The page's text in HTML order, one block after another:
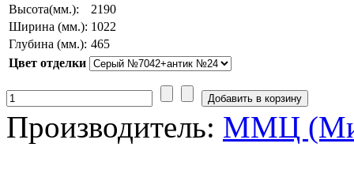
Высота(мм.):
2190
Ширина (мм.): 1022
Глубина (мм.): 465
Цвет отделки
Производитель: ММЦ